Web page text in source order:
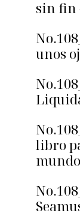
sin fin
unos
libro
mundo